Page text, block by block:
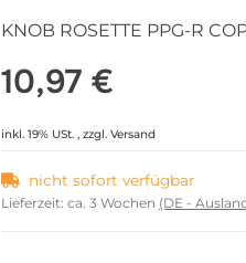
KNOB ROSETTE PPG-R
10,97 €
inkl. 19% USt. , zzgl. Versand
nicht sofort verfügbar
Lieferzeit: ca. 3 Wochen (DE -